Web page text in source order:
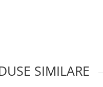
SIMILARE